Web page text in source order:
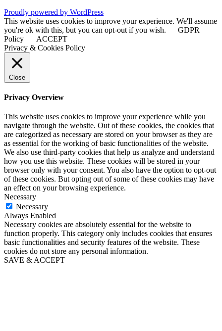
Proudly powered by WordPress
This website uses cookies to improve your experience. We'll assume
you're ok with this, but you can opt-out if you wish.
GDPR
Policy
ACCEPT
Privacy & Cookies Policy
Close
Privacy Overview
This website uses cookies to improve your experience while you
navigate through the website. Out of these cookies, the cookies that
are categorized as necessary are stored on your browser as they are
as essential for the working of basic functionalities of the website.
We also use third-party cookies that help us analyze and understand
how you use this website. These cookies will be stored in your
browser only with your consent. You also have the option to opt-out
of these cookies. But opting out of some of these cookies may have
an effect on your browsing experience.
Necessary
Necessary
Always Enabled
Necessary cookies are absolutely essential for the website to
function properly. This category only includes cookies that ensures
basic functionalities and security features of the website. These
cookies do not store any personal information.
SAVE & ACCEPT